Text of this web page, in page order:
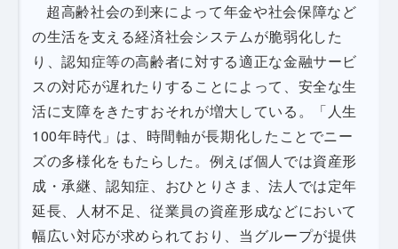
超高齢社会の到来によって年金や社会保障など
の生活を支える経済社会システムが脆弱化した
り、認知症等の高齢者に対する適正な金融サービ
スの対応が遅れたりすることによって、安全な生
活に支障をきたすおそれが増大している。「人生
100年時代」は、時間軸が長期化したことでニー
ズの多様化をもたらした。例えば個人では資産形
成・承継、認知症、おひとりさま、法人では定年
延長、人材不足、従業員の資産形成などにおいて
幅広い対応が求められており、当グループが提供